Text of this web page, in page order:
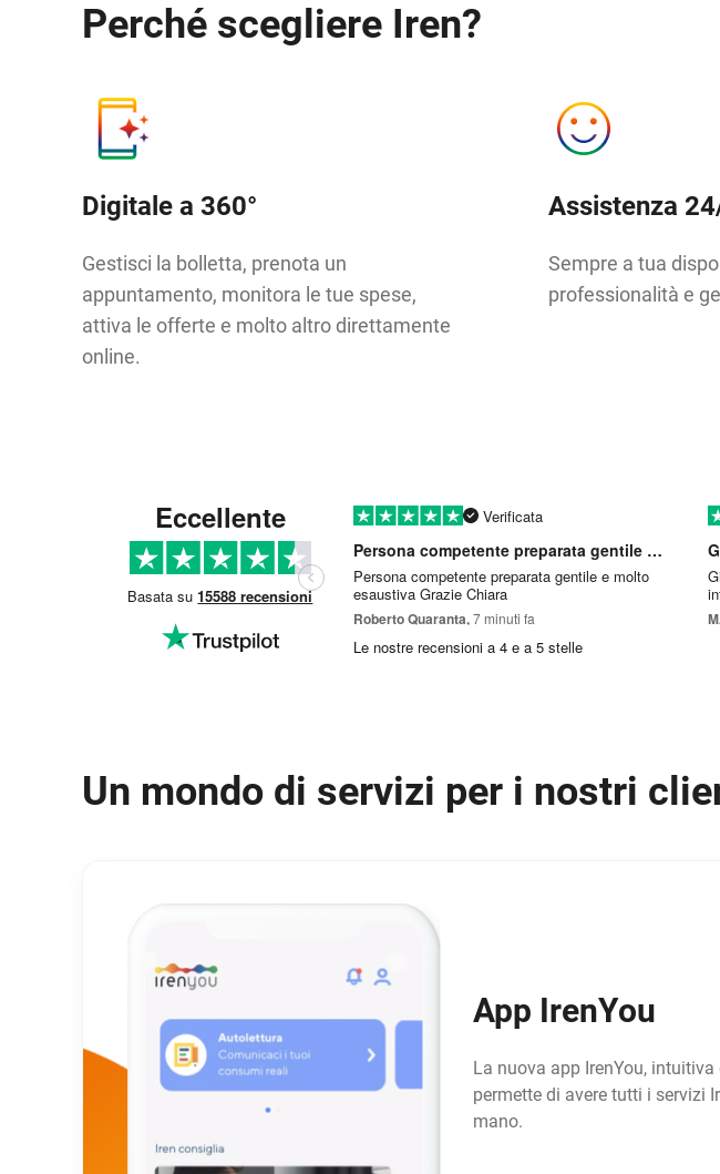
Perché scegliere Iren?
Digitale a 360°
Gestisci la bolletta, prenota un
appuntamento, monitora le tue spese,
attiva le offerte e molto altro direttamente
online.
Assistenza
Sempre a tua
professionalità e
Eccellente
Basata su15588 recensioni
Verificata
Persona competente preparata gentile e…esaustiva
Persona competente preparata gentile e molto
esaustiva Grazie Chiara
Roberto Quaranta,7 minuti fa
Le nostre recensioni a 4 e a 5 stelle
Un mondo di servizi per i nostri
App IrenYou
La nuova app IrenYou, intuitiva
permette di avere tutti i servizi
mano.